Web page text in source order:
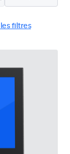
filtres